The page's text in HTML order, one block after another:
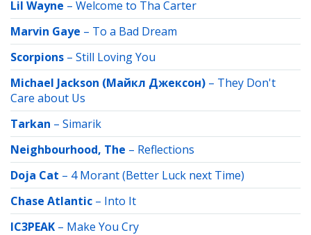
Lil Wayne – Welcome to Tha Carter
Marvin Gaye – To a Bad Dream
Scorpions – Still Loving You
Michael Jackson (Майкл Джексон) – They Don't
Care about Us
Tarkan – Simarik
Neighbourhood, The – Reflections
Doja Cat – 4 Morant (Better Luck next Time)
Chase Atlantic – Into It
IC3PEAK – Make You Cry